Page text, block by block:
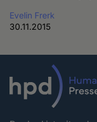
Evelin Frerk
30.11.2015